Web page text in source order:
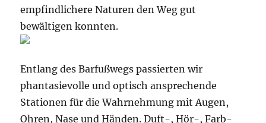
empfindlichere Naturen den Weg gut
bewältigen konnten.
Entlang des Barfußwegs passierten wir
phantasievolle und optisch ansprechende
Stationen für die Wahrnehmung mit Augen,
Ohren, Nase und Händen. Duft-, Hör-, Farb-